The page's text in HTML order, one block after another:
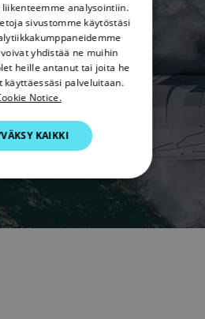
myynti- ja
DANISH
ITALIAN
SWEDISH
DUTCH
NORWEGIAN
analysointiin.
sivustomme käytöstäsi
yhdistää ne muihin
heille antanut tai joita he
käyttäessäsi palveluitaan.
Notice.
KAIKKI